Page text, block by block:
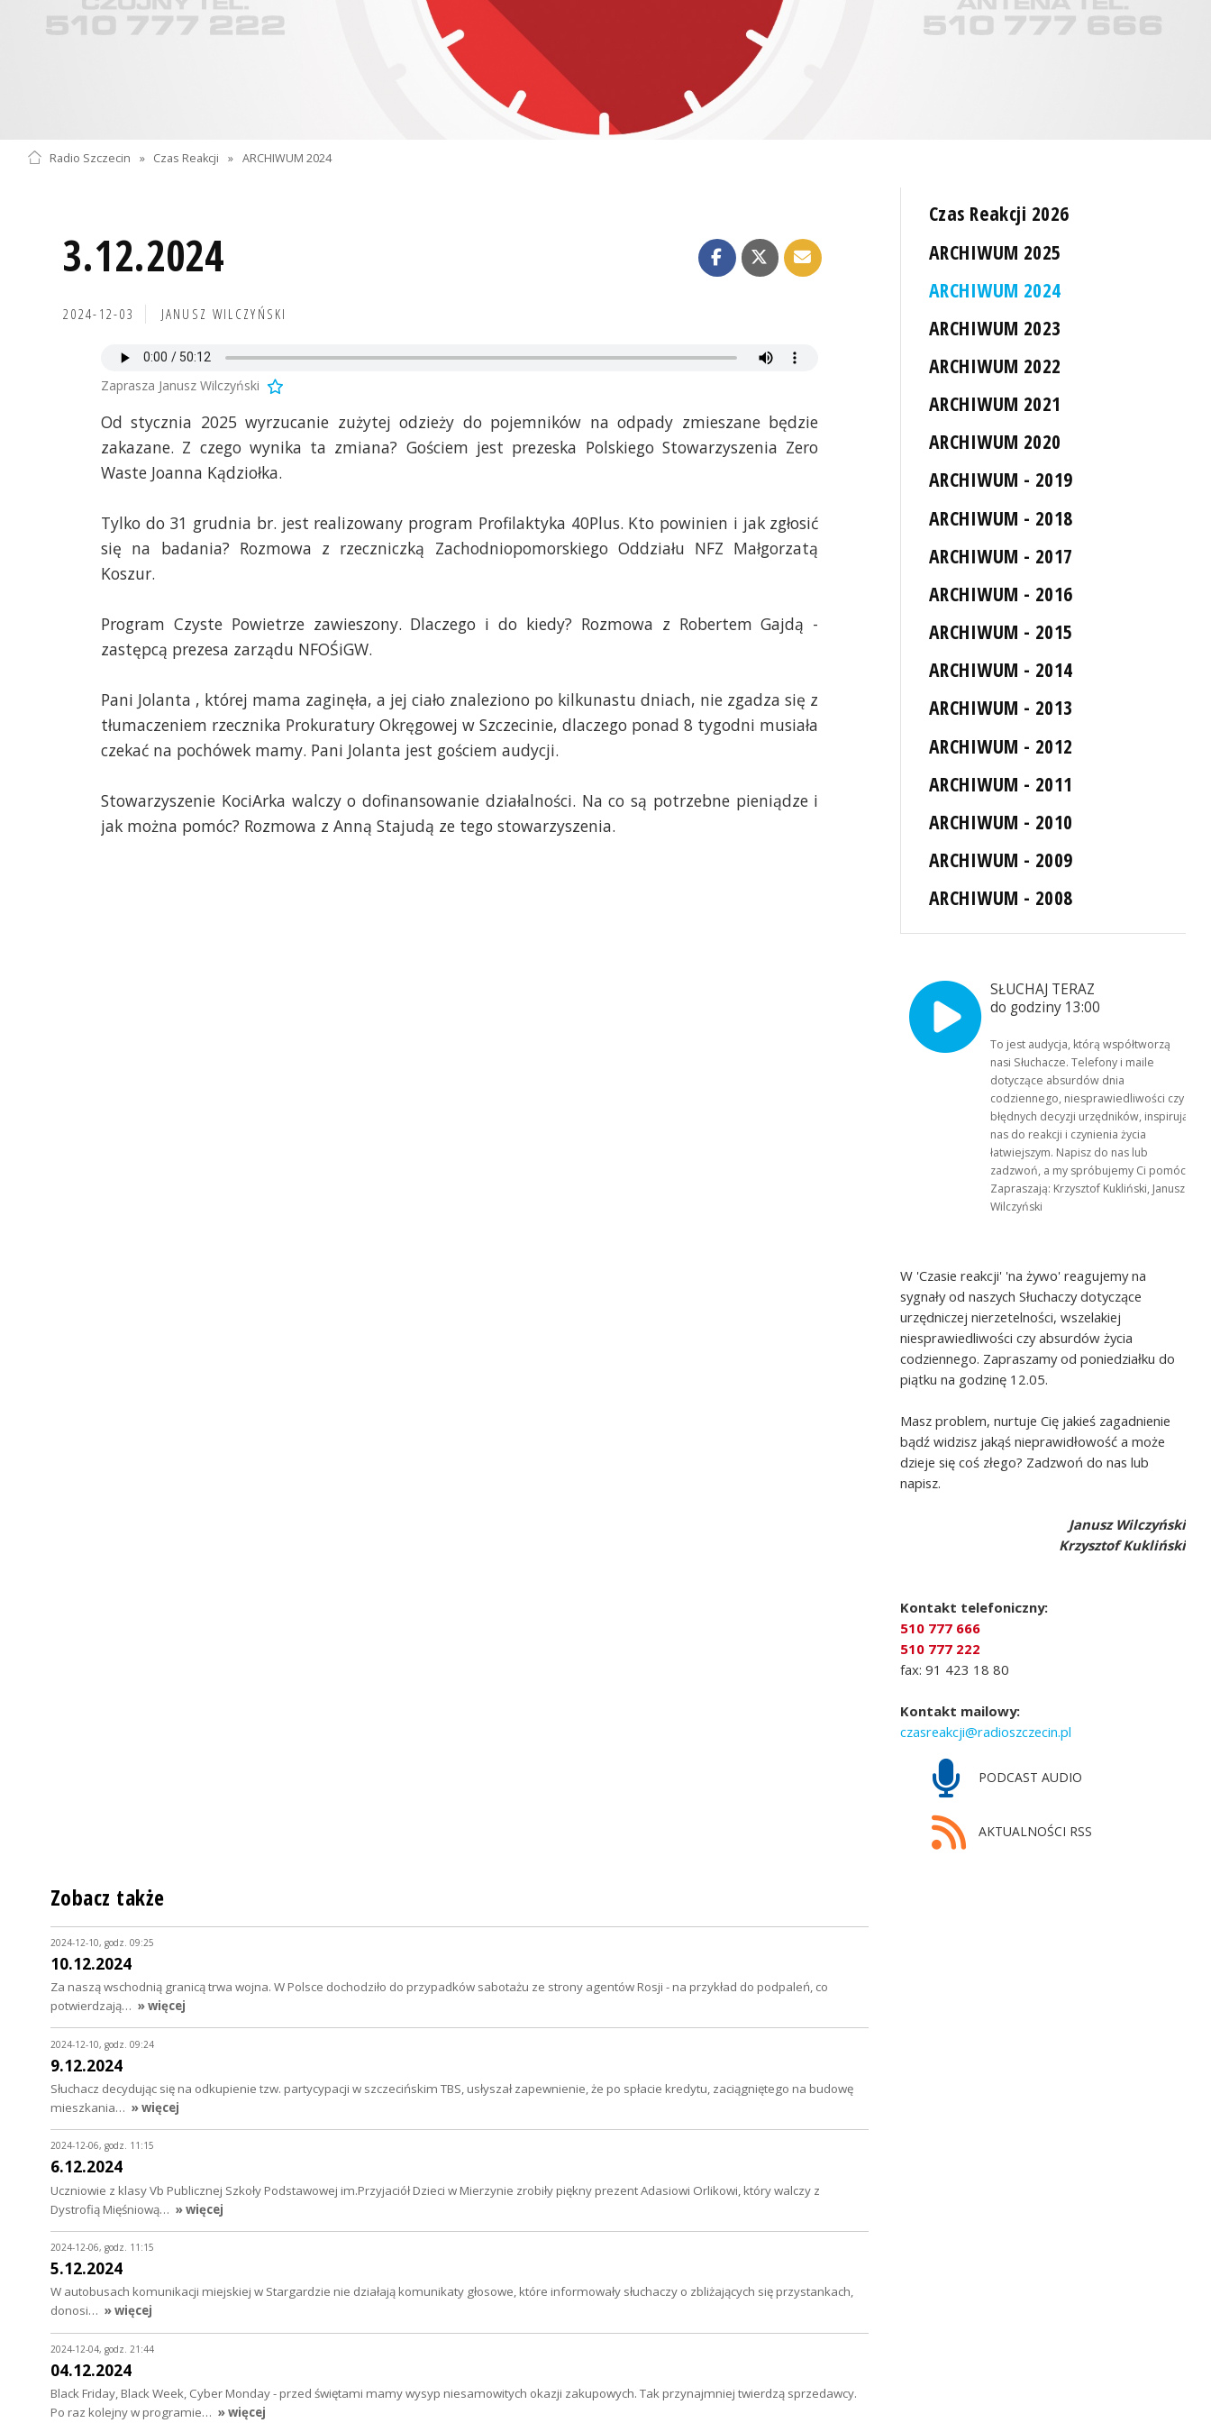
Radio Szczecin » Czas Reakcji » ARCHIWUM 2024
3.12.2024
2024-12-03 JANUSZ WILCZYŃSKI
Zaprasza Janusz Wilczyński
Od stycznia 2025 wyrzucanie zużytej odzieży do pojemników na odpady zmieszane będzie
zakazane. Z czego wynika ta zmiana? Gościem jest prezeska Polskiego Stowarzyszenia Zero
Waste Joanna Kądziołka.
Tylko do 31 grudnia br. jest realizowany program Profilaktyka 40Plus. Kto powinien i jak zgłosić
się na badania? Rozmowa z rzeczniczką Zachodniopomorskiego Oddziału NFZ Małgorzatą
Koszur.
Program Czyste Powietrze zawieszony. Dlaczego i do kiedy? Rozmowa z Robertem Gajdą -
zastępcą prezesa zarządu NFOŚiGW.
Pani Jolanta , której mama zaginęła, a jej ciało znaleziono po kilkunastu dniach, nie zgadza się z
tłumaczeniem rzecznika Prokuratury Okręgowej w Szczecinie, dlaczego ponad 8 tygodni musiała
czekać na pochówek mamy. Pani Jolanta jest gościem audycji.
Stowarzyszenie KociArka walczy o dofinansowanie działalności. Na co są potrzebne pieniądze i
jak można pomóc? Rozmowa z Anną Stajudą ze tego stowarzyszenia.
Czas Reakcji 2026
ARCHIWUM 2025
ARCHIWUM 2024
ARCHIWUM 2023
ARCHIWUM 2022
ARCHIWUM 2021
ARCHIWUM 2020
ARCHIWUM - 2019
ARCHIWUM - 2018
ARCHIWUM - 2017
ARCHIWUM - 2016
ARCHIWUM - 2015
ARCHIWUM - 2014
ARCHIWUM - 2013
ARCHIWUM - 2012
ARCHIWUM - 2011
ARCHIWUM - 2010
ARCHIWUM - 2009
ARCHIWUM - 2008
SŁUCHAJ TERAZ
do godziny 13:00
To jest audycja, którą współtworzą
nasi Słuchacze. Telefony i maile
dotyczące absurdów dnia
codziennego, niesprawiedliwości czy
błędnych decyzji urzędników, inspirują
nas do reakcji i czynienia życia
łatwiejszym. Napisz do nas lub
zadzwoń, a my spróbujemy Ci pomóc.
Zapraszają: Krzysztof Kukliński, Janusz
Wilczyński
W 'Czasie reakcji' 'na żywo' reagujemy na
sygnały od naszych Słuchaczy dotyczące
urzędniczej nierzetelności, wszelakiej
niesprawiedliwości czy absurdów życia
codziennego. Zapraszamy od poniedziałku do
piątku na godzinę 12.05.
Masz problem, nurtuje Cię jakieś zagadnienie
bądź widzisz jakąś nieprawidłowość a może
dzieje się coś złego? Zadzwoń do nas lub
napisz.
Janusz Wilczyński
Krzysztof Kukliński
Kontakt telefoniczny:
510 777 666
510 777 222
fax: 91 423 18 80
Kontakt mailowy:
czasreakcji@radioszczecin.pl
PODCAST AUDIO
AKTUALNOŚCI RSS
Zobacz także
2024-12-10, godz. 09:25
10.12.2024
Za naszą wschodnią granicą trwa wojna. W Polsce dochodziło do przypadków sabotażu ze strony agentów Rosji - na przykład do podpaleń, co
potwierdzają… » więcej
2024-12-10, godz. 09:24
9.12.2024
Słuchacz decydując się na odkupienie tzw. partycypacji w szczecińskim TBS, usłyszał zapewnienie, że po spłacie kredytu, zaciągniętego na budowę
mieszkania… » więcej
2024-12-06, godz. 11:15
6.12.2024
Uczniowie z klasy Vb Publicznej Szkoły Podstawowej im.Przyjaciół Dzieci w Mierzynie zrobiły piękny prezent Adasiowi Orlikowi, który walczy z
Dystrofią Mięśniową… » więcej
2024-12-06, godz. 11:15
5.12.2024
W autobusach komunikacji miejskiej w Stargardzie nie działają komunikaty głosowe, które informowały słuchaczy o zbliżających się przystankach,
donosi… » więcej
2024-12-04, godz. 21:44
04.12.2024
Black Friday, Black Week, Cyber Monday - przed świętami mamy wysyp niesamowitych okazji zakupowych. Tak przynajmniej twierdzą sprzedawcy.
Po raz kolejny w programie… » więcej